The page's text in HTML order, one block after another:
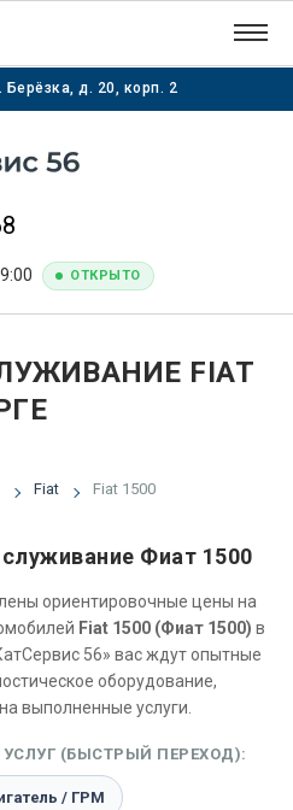
Берёзка, д. 20, корп. 2
ОТКРЫТО
FIAT
Fiat Fiat 1500
Фиат 1500
ориентировочные цены на
Fiat 1500 (Фиат 1500) в
56» вас ждут опытные
оборудование,
выполненные услуги.
(БЫСТРЫЙ ПЕРЕХОД):
/ ГРМ